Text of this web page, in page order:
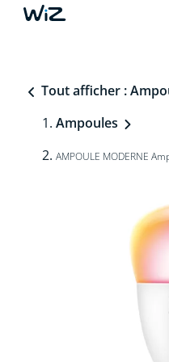
Tout afficher :
Ampoules
AMPOULE MODERNE